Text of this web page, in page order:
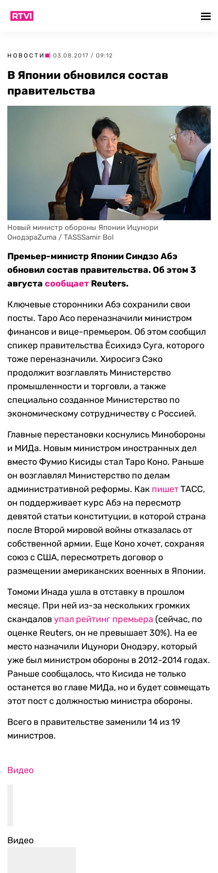
НОВОСТИ | 03.08.2017 / 09:12
В Японии обновился состав
правительства
Новый министр обороны Японии Ицунори
ОнодэраZuma / TASSSamir Bol
Премьер-министр Японии Синдзо Абэ
обновил состав правительства. Об этом 3
августа сообщает Reuters.
Ключевые сторонники Абэ сохранили свои
посты. Таро Асо переназначили министром
финансов и вице-премьером. Об этом сообщил
спикер правительства Ёсихидэ Суга, которого
тоже переназначили. Хиросигэ Сэко
продолжит возглавлять Министерство
промышленности и торговли, а также
специально созданное Министерство по
экономическому сотрудничеству с Россией.
Главные перестановки коснулись Минобороны
и МИДа. Новым министром иностранных дел
вместо Фумио Кисиды стал Таро Коно. Раньше
он возглавлял Министерство по делам
административной реформы. Как пишетТАСС,
он поддерживает курс Абэ на пересмотр
девятой статьи конституции, в которой страна
после Второй мировой войны отказалась от
собственной армии. Еще Коно хочет, сохраняя
союз с США, пересмотреть договор о
размещении американских военных в Японии.
Томоми Инада ушла в отставку в прошлом
месяце. При ней из-за нескольких громких
скандалов упал рейтинг премьера (сейчас, по
оценке Reuters, он не превышает 30%). На ее
место назначили Ицунори Онодэру, который
уже был министром обороны в 2012-2014 годах.
Раньше сообщалось, что Кисида не только
останется во главе МИДа, но и будет совмещать
этот пост с должностью министра обороны.
Всего в правительстве заменили 14 из 19
министров.
Видео
Видео